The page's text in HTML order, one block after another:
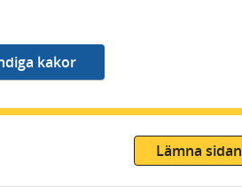
Lämna sidan